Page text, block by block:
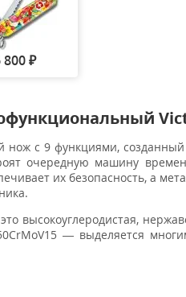
800 ₽
с 9 функциями,
очередную машину
их безопасность, а
высокоуглеродистая,
— выделяется